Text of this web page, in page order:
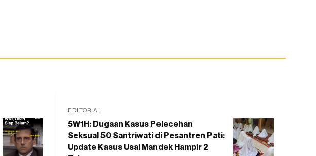
EDITORIAL
5W1H: Dugaan Kasus Pelecehan
Seksual 50 Santriwati di Pesantren Pati:
Update Kasus Usai Mandek Hampir 2